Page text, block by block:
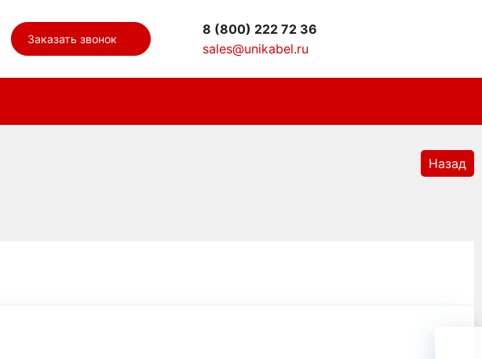
Заказать звонок
8 (800) 222 72 36
sales@unikabel.ru
Назад